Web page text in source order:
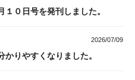
０日号を発刊しました。
2026/07/09
りやすくなりました。